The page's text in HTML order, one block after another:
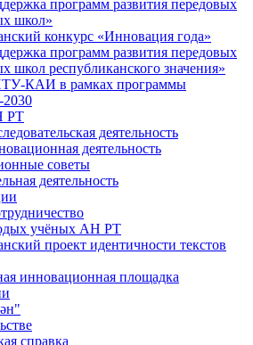
программ развития передовых
школ»
конкурс «Инновация года»
программ развития передовых
школ республиканского значения»
КАИ в рамках программы
РТ
деятельность
деятельность
советы
деятельность
учёных АН РТ
проект идентичности текстов
инновационная площадка
справка